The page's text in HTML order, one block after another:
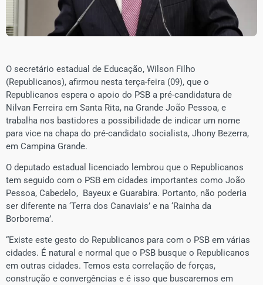
O secretário estadual de Educação, Wilson Filho
(Republicanos), afirmou nesta terça-feira (09), que o
Republicanos espera o apoio do PSB a pré-candidatura de
Nilvan Ferreira em Santa Rita, na Grande João Pessoa, e
trabalha nos bastidores a possibilidade de indicar um nome
para vice na chapa do pré-candidato socialista, Jhony Bezerra,
em Campina Grande.
O deputado estadual licenciado lembrou que o Republicanos
tem seguido com o PSB em cidades importantes como João
Pessoa, Cabedelo, Bayeux e Guarabira. Portanto, não poderia
ser diferente na ‘Terra dos Canaviais’ e na ‘Rainha da
Borborema’.
“Existe este gesto do Republicanos para com o PSB em várias
cidades. É natural e normal que o PSB busque o Republicanos
em outras cidades. Temos esta correlação de forças,
construção e convergências e é isso que buscaremos em